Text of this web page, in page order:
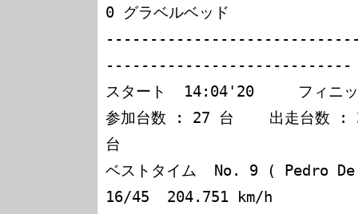
0 グラベルベッド
----------------------------
スタート  14:04'20     フィニ
参加台数 : 27 台    出走台数
台
ベストタイム  No. 9 ( Pedro
16/45  204.751 km/h